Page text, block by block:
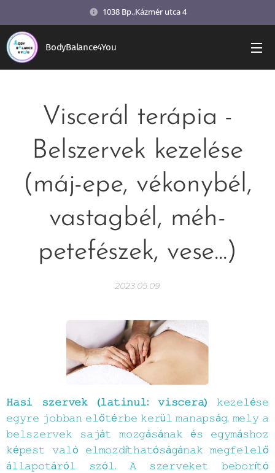
1038 Bp.,Kázmér utca 4
BodyBalance4You
Viscerál terápia -
Belszervek kezelése
(máj-epe, vékonybél,
vastagbél, méh-
petefészek, vese...)
2023.05.09
𝙷𝚊𝚜𝚒 𝚜𝚣𝚎𝚛𝚟𝚎𝚔 (𝚕𝚊𝚝𝚒𝚗𝚞𝚕: 𝚟𝚒𝚜𝚌𝚎𝚛𝚊) 𝚔𝚎𝚣𝚎𝚕é𝚜𝚎
𝚎𝚐𝚢𝚛𝚎 𝚓𝚘𝚋𝚋𝚊𝚗 𝚎𝚕ő𝚝é𝚛𝚋𝚎 𝚔𝚎𝚛ü𝚕 𝚖𝚊𝚗𝚊𝚙𝚜á𝚐, 𝚖𝚎𝚕𝚢 𝚊
𝚋𝚎𝚕𝚜𝚣𝚎𝚛𝚟𝚎𝚔 𝚜𝚊𝚓á𝚝 𝚖𝚘𝚣𝚐á𝚜á𝚗𝚊𝚔 é𝚜 𝚎𝚐𝚢𝚖á𝚜𝚑𝚘𝚣
𝚔é𝚙𝚎𝚜𝚝 𝚟𝚊𝚕ó 𝚎𝚕𝚖𝚘𝚣𝚍í𝚝𝚑𝚊𝚝ó𝚜á𝚐á𝚗𝚊𝚔 𝚖𝚎𝚐𝚏𝚎𝚕𝚎𝚕ő
á𝚕𝚕𝚊𝚙𝚘𝚝á𝚛ó𝚕 𝚜𝚣ó𝚕. 𝙰 𝚜𝚣𝚎𝚛𝚟𝚎𝚔𝚎𝚝 𝚋𝚎𝚋𝚘𝚛í𝚝ó